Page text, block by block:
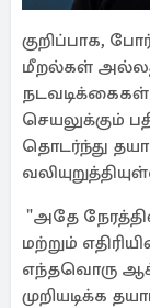
குறிப்பாக,
மீறல்கள்
நடவடிக்கைகள்
செயலுக்கும்
தொடர்ந்து
"அதே
மற்றும்
எந்தவொரு
முறியடிக்க